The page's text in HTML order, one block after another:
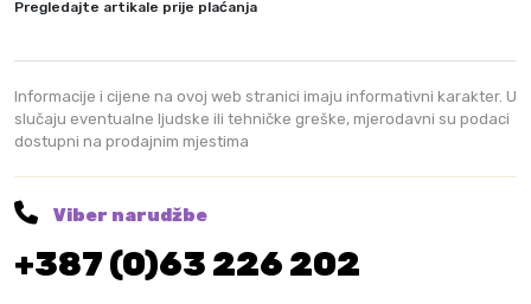
a
t
i
h
k
l
j
č
Pregledajte artikale prije plaćanja
Informacije i cijene na ovoj web stranici imaju informativni karakter. U
slučaju eventualne ljudske ili tehničke greške, mjerodavni su podaci
dostupni na prodajnim mjestima
Viber narudžbe
+387 (0)63 226 202